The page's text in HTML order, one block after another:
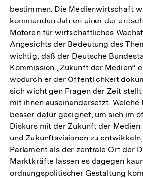
Fußnote
bestimmen. Die Medienwirtschaft
kommenden Jahren einer der
Motoren für wirtschaftliches
Angesichts der Bedeutung des
wichtig, daß der Deutsche
Kommission „Zukunft der Medien“
wodurch er der Öffentlichkeit
sich wichtigen Fragen der Zeit
mit ihnen auseinandersetzt.
besser dafür geeignet, um sich im
Diskurs mit der Zukunft der Medien
und Zukunftsvisionen zu
Parlament als der zentrale Ort der
Marktkräfte lassen es dagegen
ordnungspolitischer Gestaltung